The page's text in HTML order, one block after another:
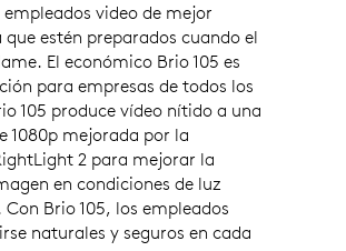
video de mejor
estén preparados cuando el
El económico Brio 105 es
para empresas de todos los
105 produce vídeo nítido a una
1080p mejorada por la
2 para mejorar la
en condiciones de luz
Brio 105, los empleados
naturales y seguros en cada